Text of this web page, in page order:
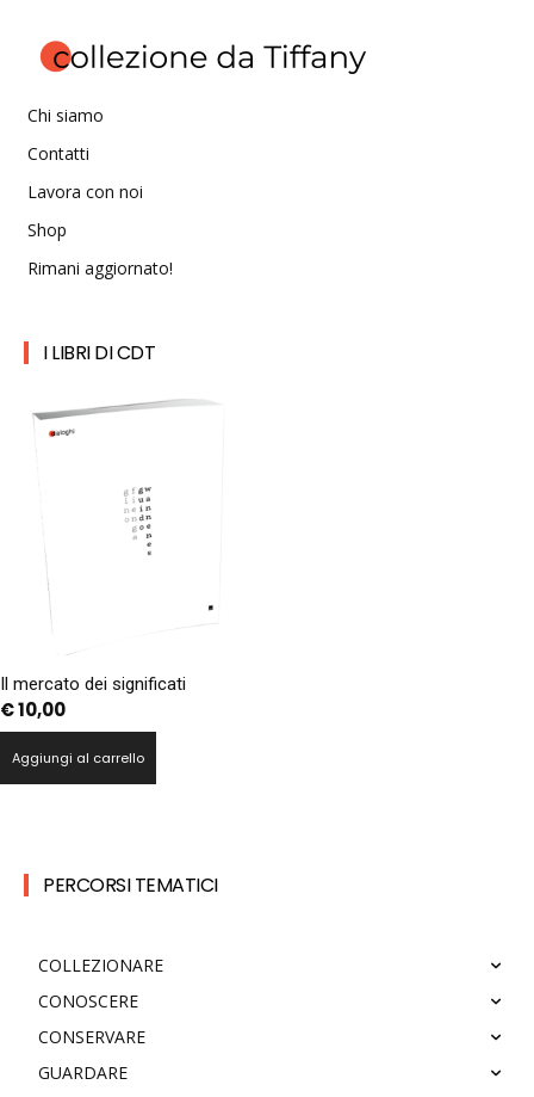
Chi siamo
Contatti
Lavora con noi
Shop
Rimani aggiornato!
I LIBRI DI CDT
Il mercato dei significati
€10,00
Aggiungi al carrello
PERCORSI TEMATICI
COLLEZIONARE
CONOSCERE
CONSERVARE
GUARDARE